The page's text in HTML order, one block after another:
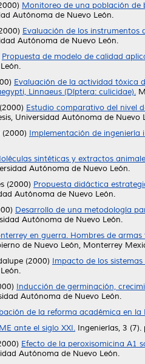
Monitoreo de una población de
Autónoma de Nuevo León.
Evaluación de los instrumentos
Autónoma de Nuevo León.
Propuesta de modelo de calidad
Evaluación de la actividad tóxica
Linnaeus (Díptera: culicidae).
(2000) Estudio comparativo del nivel
Universidad Autónoma de Nuevo
(2000) Implementación de
sintéticas y extractos
Autónoma de Nuevo León.
(2000) Propuesta didáctica
Autónoma de Nuevo León.
Desarrollo de una metodología
Autónoma de Nuevo León.
en guerra. Hombres de
de Nuevo León, Monterrey
(2000) Impacto de los
Inducción de germinación,
Autónoma de Nuevo León.
de la reforma académica en la
ante el siglo XXI. Ingenierías, 3
Efecto de la peroxisomicina A1
Autónoma de Nuevo León.